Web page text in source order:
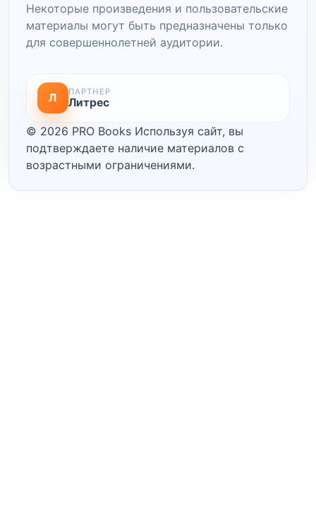
Некоторые произведения и пользовательские
материалы могут быть предназначены только
для совершеннолетней аудитории.
Л ПАРТНЕР
Литрес
© 2026 PRO Books Используя сайт, вы
подтверждаете наличие материалов с
возрастными ограничениями.